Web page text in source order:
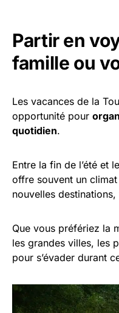
Partir en
famille ou
Les vacances de la
opportunité pour
quotidien.
Entre la fin de l’été et
offre souvent un
nouvelles destinations,
Que vous préfériez la
les grandes villes, les
pour s’évader durant